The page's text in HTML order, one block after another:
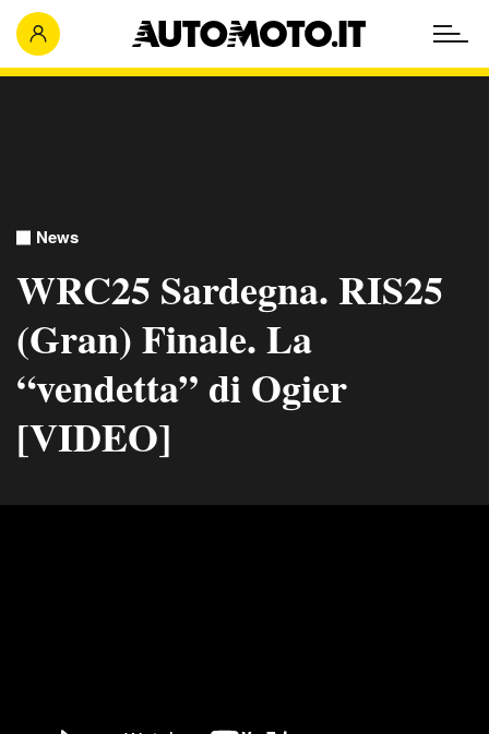
News
WRC25 Sardegna. RIS25
(Gran) Finale. La
“vendetta” di Ogier
[VIDEO]